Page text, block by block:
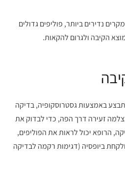
נדירים ביותר, פוליפים גדולים
הקיבה ולגרום להקאות.
באמצעות גסטרוסקופיה, בדיקה
זעירה דרך הפה, כדי לבדוק את
הרופא יכול לראות את הפוליפים,
ביופסיה (דגימות רקמה לבדיקה